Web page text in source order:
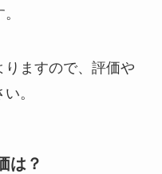
ますので、評価や
。
は？